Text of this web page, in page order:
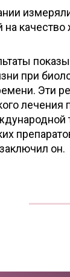
на
при
Эти
он.